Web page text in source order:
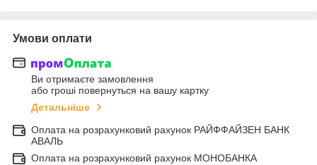
Умови оплати
Ви отримаєте замовлення
або гроші повернуться на вашу картку
Детальніше
Оплата на розрахунковий рахунок РАЙФФАЙЗЕН БАНК
АВАЛЬ
Оплата на розрахунковий рахунок МОНОБАНКА